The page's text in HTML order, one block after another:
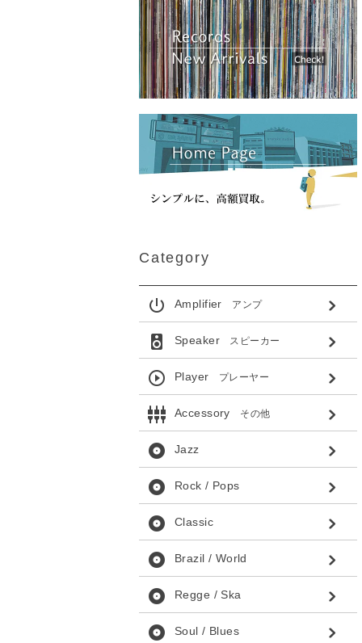
Category
power_settings_new Amplifier アンプ
speaker Speakerスピーカー
play_circle_outline Player プレーヤー
settings_input_component Accessory その他
album Jazz
album Rock / Pops
album Classic
album Brazil / World
album Regge / Ska
album Soul / Blues